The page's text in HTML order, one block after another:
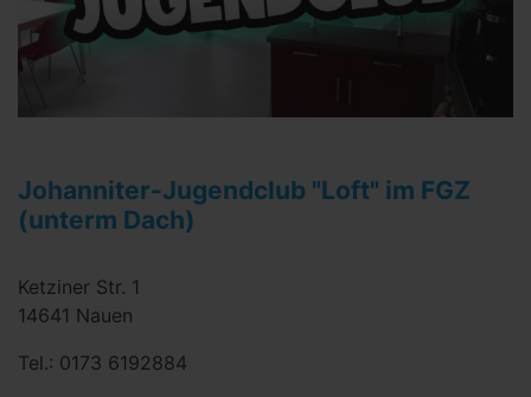
Johanniter-Jugendclub "Loft" im FGZ
(unterm Dach)
Ketziner Str. 1
14641 Nauen
Tel.: 0173 6192884